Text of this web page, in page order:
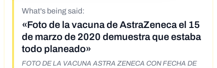
What's being said:
«Foto de la vacuna de AstraZeneca el 15
de marzo de 2020 demuestra que estaba
todo planeado»
FOTO DE LA VACUNA ASTRA ZENECA CON FECHA DE